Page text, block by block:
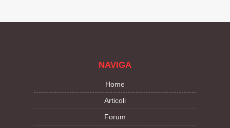
NAVIGA
Home
Articoli
Forum